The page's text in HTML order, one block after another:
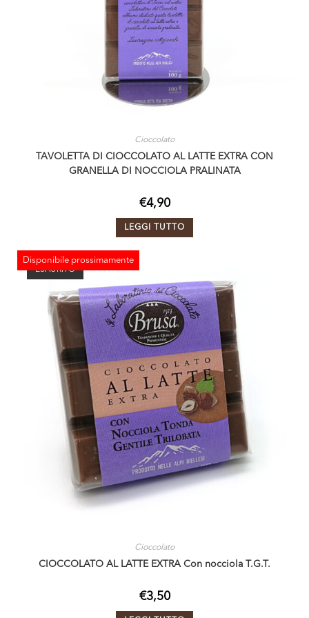
Cioccolato
TAVOLETTA DI CIOCCOLATO AL LATTE EXTRA CON
GRANELLA DI NOCCIOLA PRALINATA
€4,90
LEGGI TUTTO
Disponibile prossimamente
ESAURITO
Cioccolato
CIOCCOLATO AL LATTE EXTRA Con nocciola T.G.T.
€3,50